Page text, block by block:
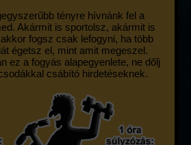
tényre hívnánk fel a
Akármit is sportolsz, akármit is
fogsz csak lefogyni, ha több
égetsz el, mint amit megeszel.
ez a fogyás alapegyenlete, ne dőlj
csábító hirdetéseknek.